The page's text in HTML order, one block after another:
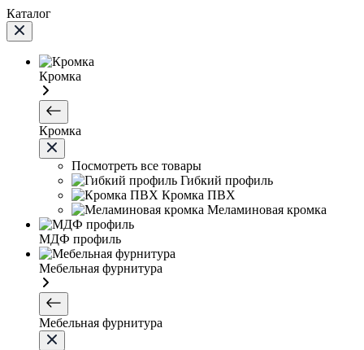
Каталог
Кромка
Кромка
Посмотреть все товары
Гибкий профиль
Кромка ПВХ
Меламиновая кромка
МДФ профиль
Мебельная фурнитура
Мебельная фурнитура